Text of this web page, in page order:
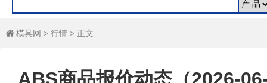
 模具网 > 行情 > 正文